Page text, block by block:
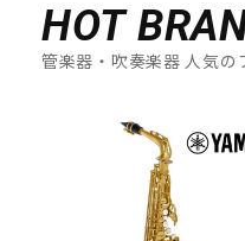
HOT
管楽器・吹奏楽器 人気の